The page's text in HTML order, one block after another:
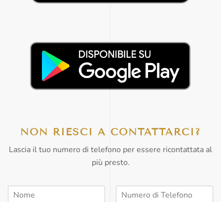
CLICCA QUI
NON RIESCI A CONTATTARCI?
Lascia il tuo numero di telefono per essere ricontattata al
più presto.